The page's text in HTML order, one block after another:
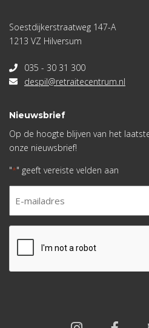
Soestdijkerstraatweg 147-A
1213 VZ Hilversum
035 - 30 31 300
despil@retraitecentrum.nl
Nieuwsbrief
Op de hoogte blijven van het
onze nieuwsbrief!
"*" geeft vereiste velden aan
*